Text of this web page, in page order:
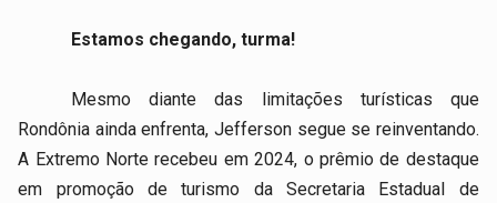
Estamos chegando, turma!
Mesmo diante das limitações turísticas que
Rondônia ainda enfrenta, Jefferson segue se reinventando.
A Extremo Norte recebeu em 2024, o prêmio de destaque
em promoção de turismo da Secretaria Estadual de